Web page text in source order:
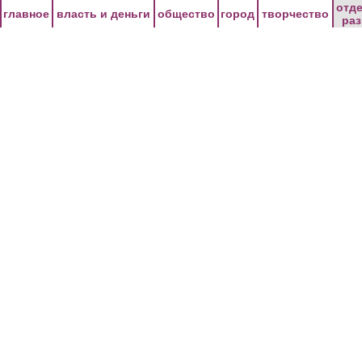
главное власть и деньги общество город творчество